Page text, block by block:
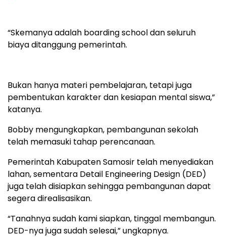
“Skemanya adalah boarding school dan seluruh
biaya ditanggung pemerintah.
Bukan hanya materi pembelajaran, tetapi juga
pembentukan karakter dan kesiapan mental siswa,”
katanya.
Bobby mengungkapkan, pembangunan sekolah
telah memasuki tahap perencanaan.
Pemerintah Kabupaten Samosir telah menyediakan
lahan, sementara Detail Engineering Design (DED)
juga telah disiapkan sehingga pembangunan dapat
segera direalisasikan.
“Tanahnya sudah kami siapkan, tinggal membangun.
DED-nya juga sudah selesai,” ungkapnya.